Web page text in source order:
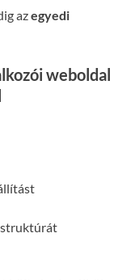
azegyedi
weboldal